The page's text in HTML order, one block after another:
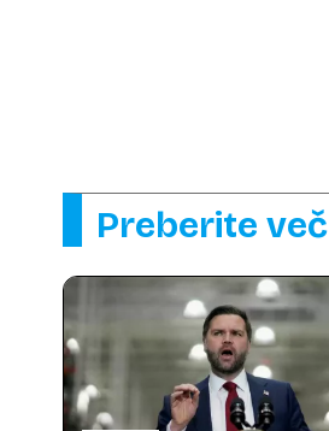
Preberite več